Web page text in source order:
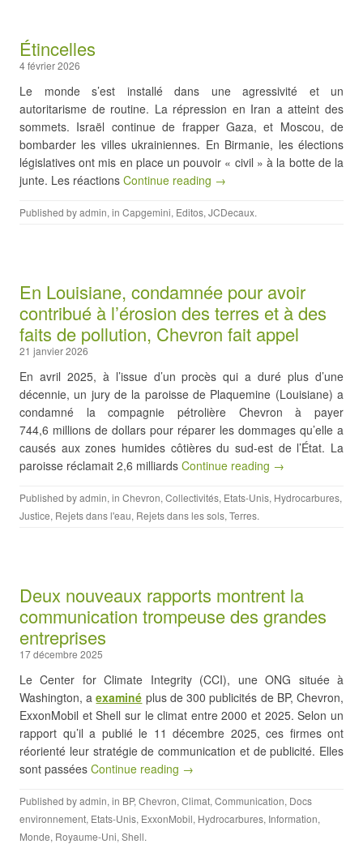
Étincelles
4 février 2026
Le monde s’est installé dans une agressivité et un
autoritarisme de routine. La répression en Iran a atteint des
sommets. Israël continue de frapper Gaza, et Moscou, de
bombarder les villes ukrainiennes. En Birmanie, les élections
législatives ont mis en place un pouvoir « civil » à la botte de la
junte. Les réactions Continue reading →
Published byadmin, in Capgemini, Editos, JCDecaux.
En Louisiane, condamnée pour avoir
contribué à l’érosion des terres et à des
faits de pollution, Chevron fait appel
21 janvier 2026
En avril 2025, à l’issue d’un procès qui a duré plus d’une
décennie, un jury de la paroisse de Plaquemine (Louisiane) a
condamné la compagnie pétrolière Chevron à payer
744,6 millions de dollars pour réparer les dommages qu’elle a
causés aux zones humides côtières du sud-est de l’État. La
paroisse réclamait 2,6 milliards Continue reading →
Published byadmin, in Chevron, Collectivités, Etats-Unis, Hydrocarbures,
Justice, Rejets dans l'eau, Rejets dans les sols, Terres.
Deux nouveaux rapports montrent la
communication trompeuse des grandes
entreprises
17 décembre 2025
Le Center for Climate Integrity (CCI), une ONG située à
Washington, aexaminé plus de 300 publicités de BP, Chevron,
ExxonMobil et Shell sur le climat entre 2000 et 2025. Selon un
rapport qu’il a publié le 11 décembre 2025, ces firmes ont
réorienté leur stratégie de communication et de publicité. Elles
sont passées Continue reading →
Published byadmin, in BP, Chevron, Climat, Communication, Docs
environnement, Etats-Unis, ExxonMobil, Hydrocarbures, Information,
Monde, Royaume-Uni, Shell.